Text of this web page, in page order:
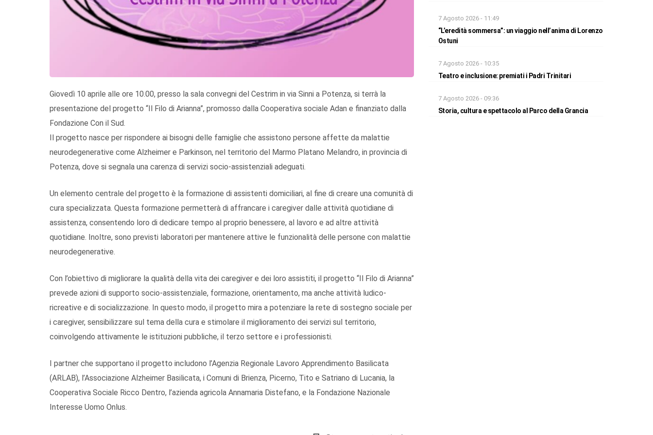
Giovedì 10 aprile alle ore 10.00, presso la sala convegni del Cestrim in via Sinni a Potenza, si terrà la
presentazione del progetto “Il Filo di Arianna”, promosso dalla Cooperativa sociale Adan e finanziato dalla
Fondazione Con il Sud.
Il progetto nasce per rispondere ai bisogni delle famiglie che assistono persone affette da malattie
neurodegenerative come Alzheimer e Parkinson, nel territorio del Marmo Platano Melandro, in provincia di
Potenza, dove si segnala una carenza di servizi socio-assistenziali adeguati.
Un elemento centrale del progetto è la formazione di assistenti domiciliari, al fine di creare una comunità di
cura specializzata. Questa formazione permetterà di affrancare i caregiver dalle attività quotidiane di
assistenza, consentendo loro di dedicare tempo al proprio benessere, al lavoro e ad altre attività
quotidiane. Inoltre, sono previsti laboratori per mantenere attive le funzionalità delle persone con malattie
neurodegenerative.
Con l’obiettivo di migliorare la qualità della vita dei caregiver e dei loro assistiti, il progetto “Il Filo di Arianna”
prevede azioni di supporto socio-assistenziale, formazione, orientamento, ma anche attività ludico-
ricreative e di socializzazione. In questo modo, il progetto mira a potenziare la rete di sostegno sociale per
i caregiver, sensibilizzare sul tema della cura e stimolare il miglioramento dei servizi sul territorio,
coinvolgendo attivamente le istituzioni pubbliche, il terzo settore e i professionisti.
I partner che supportano il progetto includono l’Agenzia Regionale Lavoro Apprendimento Basilicata
(ARLAB), l’Associazione Alzheimer Basilicata, i Comuni di Brienza, Picerno, Tito e Satriano di Lucania, la
Cooperativa Sociale Ricco Dentro, l’azienda agricola Annamaria Distefano, e la Fondazione Nazionale
Interesse Uomo Onlus.
7 Agosto 2026 - 11:49
“L’eredità sommersa”: un viaggio nell’anima di Lorenzo
Ostuni
7 Agosto 2026 - 10:35
Teatro e inclusione: premiati i Padri Trinitari
7 Agosto 2026 - 09:36
Storia, cultura e spettacolo al Parco della Grancia